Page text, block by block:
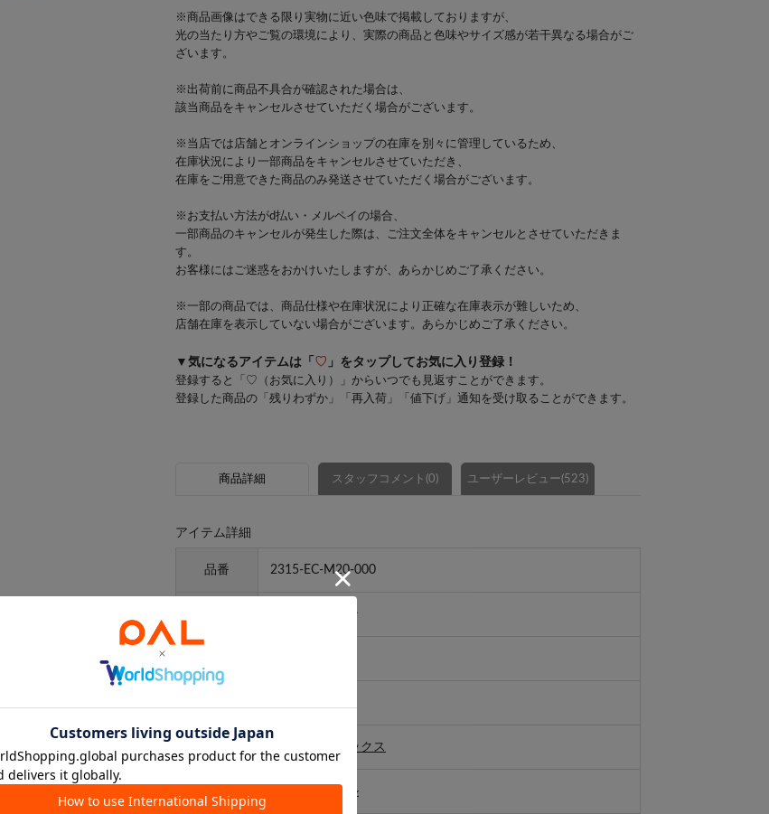
※商品画像はできる限り実物に近い色味で掲載しておりますが、
光の当たり方やご覧の環境により、実際の商品と色味やサイズ感が若干異なる場合がご
ざいます。
※出荷前に商品不具合が確認された場合は、
該当商品をキャンセルさせていただく場合がございます。
※当店では店舗とオンラインショップの在庫を別々に管理しているため、
在庫状況により一部商品をキャンセルさせていただき、
在庫をご用意できた商品のみ発送させていただく場合がございます。
※お支払い方法がd払い・メルペイの場合、
一部商品のキャンセルが発生した際は、ご注文全体をキャンセルとさせていただきま
す。
お客様にはご迷惑をおかけいたしますが、あらかじめご了承ください。
※一部の商品では、商品仕様や在庫状況により正確な在庫表示が難しいため、
店舗在庫を表示していない場合がございます。あらかじめご了承ください。
▼気になるアイテムは「 ♡ 」をタップしてお気に入り登録！
登録すると「♡（お気に入り）」からいつでも見返すことができます。
登録した商品の「残りわずか」「再入荷」「値下げ」通知を受け取ることができます。
商品詳細 スタッフコメント(0) ユーザーレビュー(523)
アイテム詳細
品番 2315-EC-M20-000
ポリプロピレン
収納ボックス
ライフスタイル